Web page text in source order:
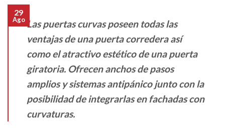
29
Ago Las puertas curvas poseen todas las
ventajas de una puerta corredera así
como el atractivo estético de una puerta
giratoria. Ofrecen anchos de pasos
amplios y sistemas antipánico junto con la
posibilidad de integrarlas en fachadas con
curvaturas.